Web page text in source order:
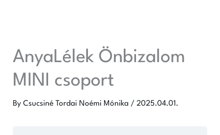
AnyaLélek Önbizalom
MINI csoport
ByCsucsiné Tordai Noémi Mónika /2025.04.01.